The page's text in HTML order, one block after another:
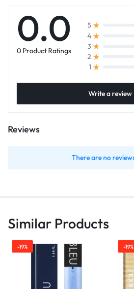
0.0
0 Product Ratings
5
4
3
2
1
Write a review
Reviews
There are no
Similar Products
-19% -19%